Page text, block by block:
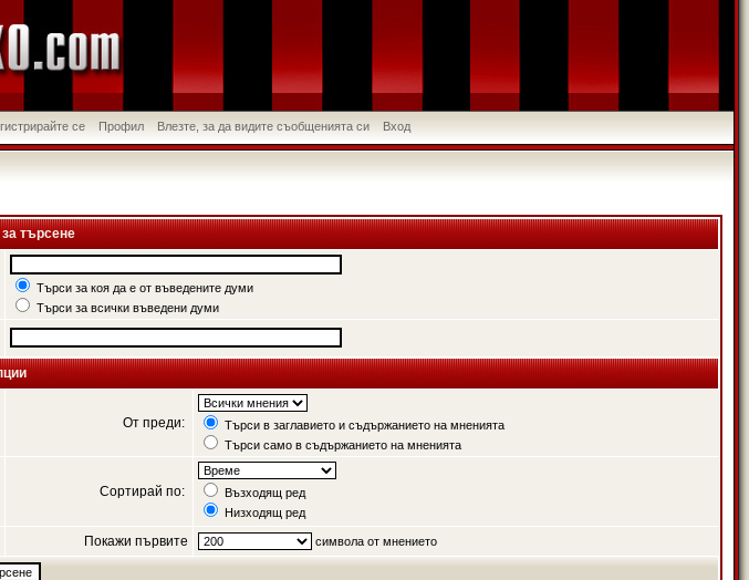
се Профил Влезте, за да видите съобщенията си Вход
за търсене
Търси за коя да е от въведените думи
Търси за всички въведени думи
От преди:
Търси в заглавието и съдържанието на мненията
Търси само в съдържанието на мненията
Сортирай по:
Възходящ ред
Низходящ ред
Покажи първите символа от мнението